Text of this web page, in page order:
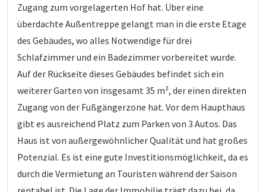
Zugang zum vorgelagerten Hof hat. Über eine
überdachte Außentreppe gelangt man in die erste Etage
des Gebäudes, wo alles Notwendige für drei
Schlafzimmer und ein Badezimmer vorbereitet wurde.
Auf der Rückseite dieses Gebäudes befindet sich ein
weiterer Garten von insgesamt 35 m², der einen direkten
Zugang von der Fußgängerzone hat. Vor dem Haupthaus
gibt es ausreichend Platz zum Parken von 3 Autos. Das
Haus ist von außergewöhnlicher Qualität und hat großes
Potenzial. Es ist eine gute Investitionsmöglichkeit, da es
durch die Vermietung an Touristen während der Saison